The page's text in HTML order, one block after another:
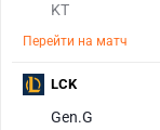
KT
Перейти на матч
Gen.G
LCK